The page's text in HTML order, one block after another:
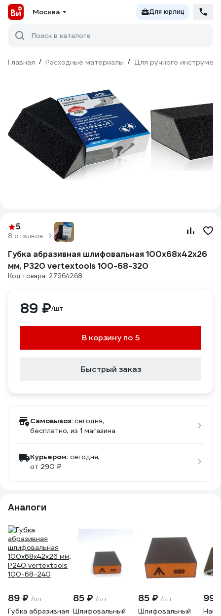
Москва Для юрлиц
Поиск в каталоге
Главная / Расходные материалы / Для ручного
5
8 отзывов
Губка абразивная шлифовальная 100x68x42x26
мм, P320 vertextools 100-68-320
Код товара: 27964268
89 ₽/шт
В корзину по 5
Быстрый заказ
Самовывоз: сегодня,
бесплатно, из 1 магазина
Курьером: сегодня,
от 290 ₽
Аналоги
89 ₽ /шт
Губка абразивная
85 ₽ /шт
Шлифовальный
85 ₽ /шт
Шлифовальный